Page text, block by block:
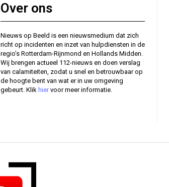
Over ons
Nieuws op Beeld is een nieuwsmedium dat zich
richt op incidenten en inzet van hulpdiensten in de
regio’s Rotterdam-Rijnmond en Hollands Midden.
Wij brengen actueel 112-nieuws en doen verslag
van calamiteiten, zodat u snel en betrouwbaar op
de hoogte bent van wat er in uw omgeving
gebeurt. Klik hiervoor meer informatie.